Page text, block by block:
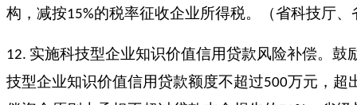
构，减按15%的税率征收企业所得税。（省科技厅
12. 实施科技型企业知识价值信用贷款风险补偿。
技型企业知识价值信用贷款额度不超过500万元，超